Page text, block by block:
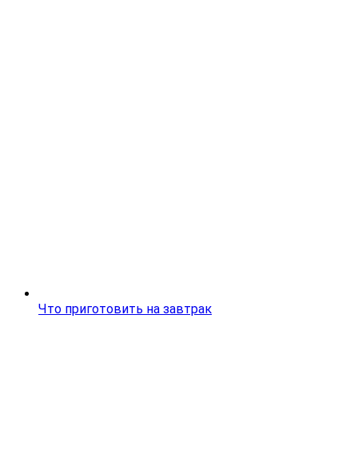
Что приготовить на завтрак